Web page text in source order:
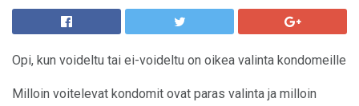
Opi, kun voideltu tai ei-voideltu on oikea valinta kondomeille
Milloin voitelevat kondomit ovat paras valinta ja milloin